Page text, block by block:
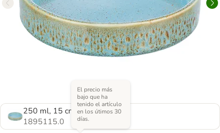
250 ml, 15 cm diámetro
1895115.0
El precio más
bajo que ha
tenido el artículo
en los útimos 30
días.